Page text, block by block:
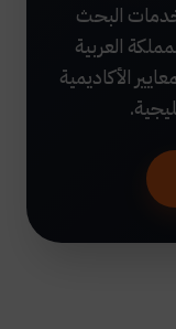
خدمات البحث
العربية
الأكاديمية